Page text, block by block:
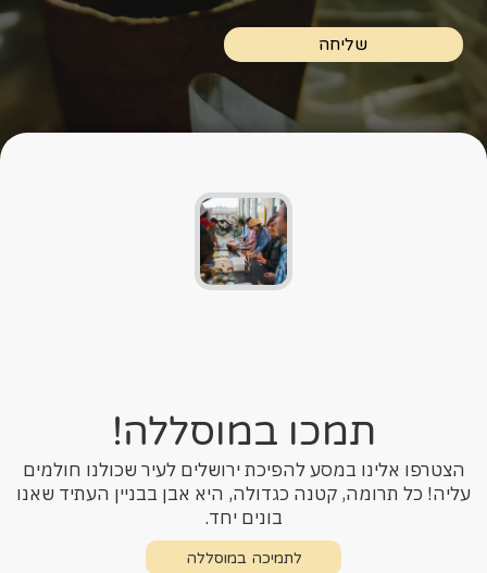
תמכו במוסללה!
הצטרפו אלינו במסע להפיכת ירושלים לעיר שכולנו חולמים
עליה! כל תרומה, קטנה כגדולה, היא אבן בבניין העתיד שאנו
בונים יחד.
לתמיכה במוסללה